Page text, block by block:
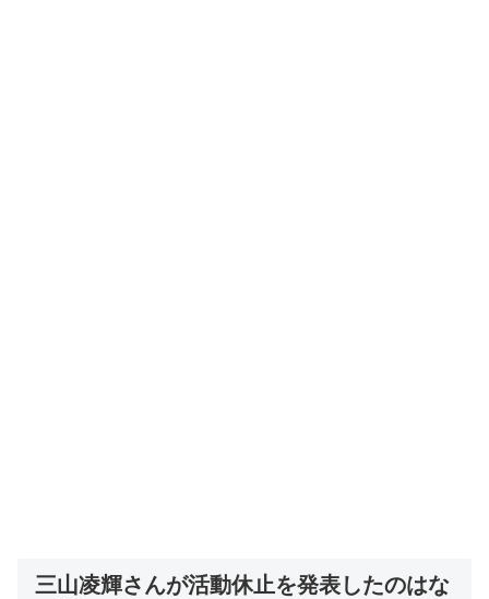
三山凌輝さんが活動休止を発表したのはな